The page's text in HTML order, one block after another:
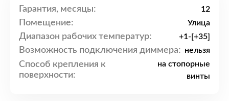
Гарантия, месяцы: 12
Помещение: Улица
Диапазон рабочих температур: +1-[+35]
Возможность подключения диммера: нельзя
Способ крепления к
поверхности:
на стопорные
винты